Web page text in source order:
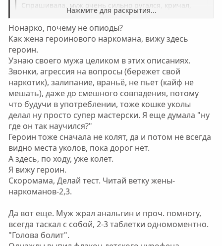
Спрашивала, муж очень сильно ругался, кричал,
что я навешиваю ярлыки на него, что ничего
такого нет, реакция была агрессивная, ни в чем не
признался... Да вроде инсулинки, но было это
полгода назад.....
Нажмите для раскрытия...
Нажмите для раскрытия...
Нонарко, почему не опиоды?
Как жена героинового наркомана, вижу здесь
героин.
Узнаю своего мужа целиком в этих описаниях.
Звонки, агрессия на вопросы (бережет свой
наркотик), залипание, враньё, не пьет (кайф не
мешать), даже до смешного совпадения, потому
что будучи в употреблении, тоже кошке уколы
делал ну просто супер мастерски. Я еще думала "ну
где он так научился?"
Героин тоже сначала не колят, да и потом не всегда
видно места уколов, пока дорог нет.
А здесь, по ходу, уже колет.
Я вижу героин.
Скоромама, Делай тест. Читай ветку жены-
наркоманов-2,3.
Да вот еще. Муж жрал анальгин и проч. помногу,
всегда таскал с собой, 2-3 таблетки одномоментно.
"Голова болит".